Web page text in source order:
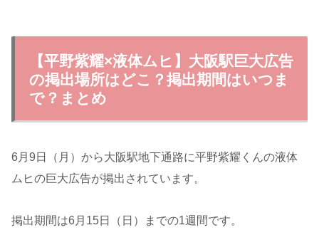
【平野紫耀×液体ムヒ】大阪駅巨大広告
の掲出場所はどこ？掲出期間はいつま
で？まとめ
6月9日（月）から大阪駅地下通路に平野紫耀くんの液体
ムヒの巨大広告が掲出されています。
掲出期間は6月15日（日）までの1週間です。